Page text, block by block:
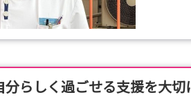
らしく過ごせる支援を大切